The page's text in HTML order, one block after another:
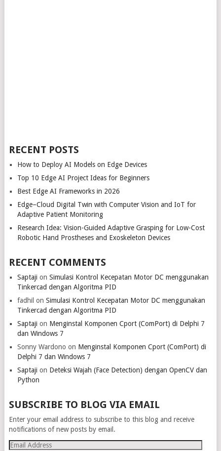
RECENT POSTS
How to Deploy AI Models on Edge Devices
Top 10 Edge AI Project Ideas for Beginners
Best Edge AI Frameworks in 2026
Edge–Cloud Digital Twin with Computer Vision and IoT for
Adaptive Patient Monitoring
Research Idea: Vision-Guided Adaptive Grasping for Low-Cost
Robotic Hand Prostheses and Exoskeleton Devices
RECENT COMMENTS
Saptaji on Simulasi Kontrol Kecepatan Motor DC menggunakan
Tinkercad dengan Algoritma PID
fadhil on Simulasi Kontrol Kecepatan Motor DC menggunakan
Tinkercad dengan Algoritma PID
Saptaji on Menginstal Komponen Cport (ComPort) di Delphi 7
dan Windows 7
Sonny Wardono on Menginstal Komponen Cport (ComPort) di
Delphi 7 dan Windows 7
Saptaji on Deteksi Wajah (Face Detection) dengan OpenCV dan
Python
SUBSCRIBE TO BLOG VIA EMAIL
Enter your email address to subscribe to this blog and receive
notifications of new posts by email.
Email